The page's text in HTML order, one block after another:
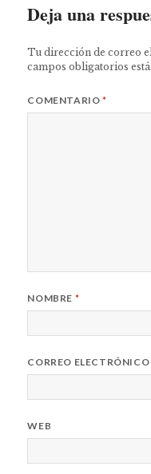
Deja una
Tu dirección de correo
campos obligatorios
COMENTARIO*
NOMBRE *
CORREO ELECTRÓNICO
WEB